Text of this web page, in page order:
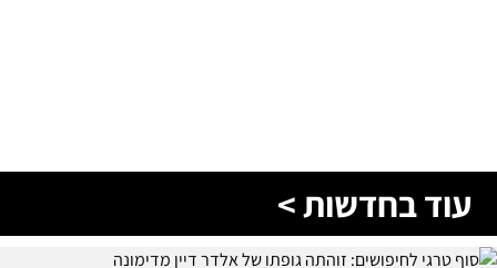
עוד בחדשות >